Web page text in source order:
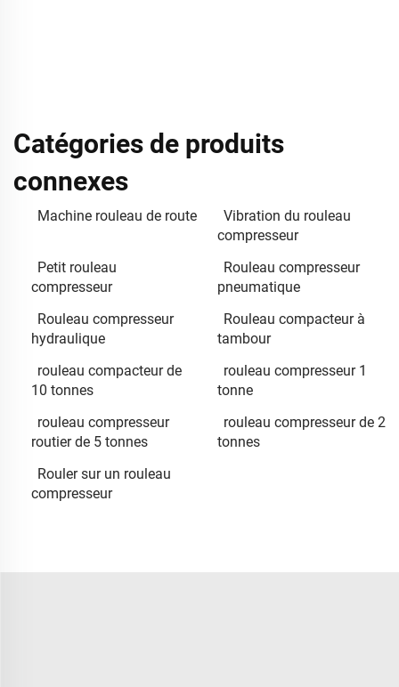
Catégories de produits
connexes
Machine rouleau de route
Vibration du rouleau
compresseur
Petit rouleau
compresseur
Rouleau compresseur
pneumatique
Rouleau compresseur
hydraulique
Rouleau compacteur à
tambour
rouleau compacteur de
10 tonnes
rouleau compresseur 1
tonne
rouleau compresseur
routier de 5 tonnes
rouleau compresseur de 2
tonnes
Rouler sur un rouleau
compresseur